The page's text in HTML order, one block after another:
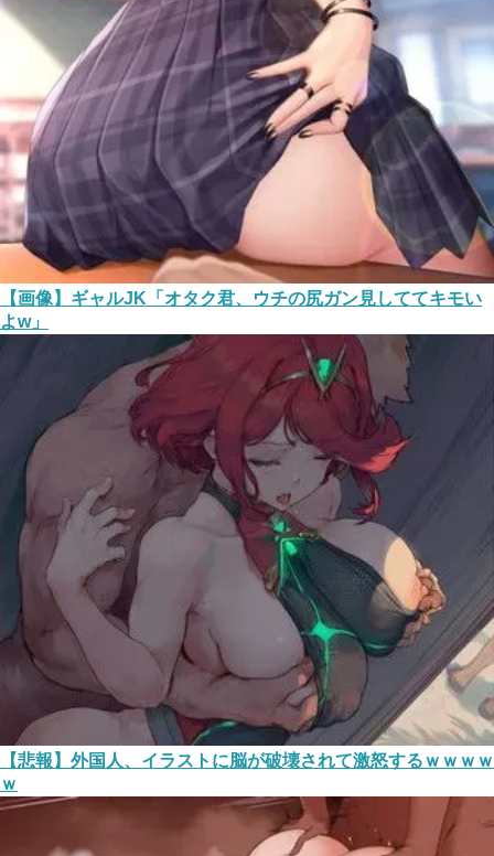
【画像】ギャルJK「オタク君、ウチの尻ガン見しててキモい
よw」
【悲報】外国人、イラストに脳が破壊されて激怒するｗｗｗｗ
ｗ